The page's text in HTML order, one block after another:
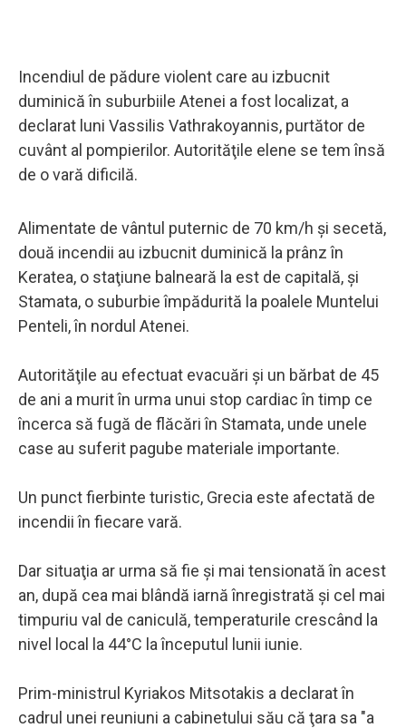
Incendiul de pădure violent care au izbucnit
duminică în suburbiile Atenei a fost localizat, a
declarat luni Vassilis Vathrakoyannis, purtător de
cuvânt al pompierilor. Autorităţile elene se tem însă
de o vară dificilă.
Alimentate de vântul puternic de 70 km/h şi secetă,
două incendii au izbucnit duminică la prânz în
Keratea, o staţiune balneară la est de capitală, şi
Stamata, o suburbie împădurită la poalele Muntelui
Penteli, în nordul Atenei.
Autorităţile au efectuat evacuări şi un bărbat de 45
de ani a murit în urma unui stop cardiac în timp ce
încerca să fugă de flăcări în Stamata, unde unele
case au suferit pagube materiale importante.
Un punct fierbinte turistic, Grecia este afectată de
incendii în fiecare vară.
Dar situaţia ar urma să fie şi mai tensionată în acest
an, după cea mai blândă iarnă înregistrată şi cel mai
timpuriu val de caniculă, temperaturile crescând la
nivel local la 44°C la începutul lunii iunie.
Prim-ministrul Kyriakos Mitsotakis a declarat în
cadrul unei reuniuni a cabinetului său că ţara sa "a